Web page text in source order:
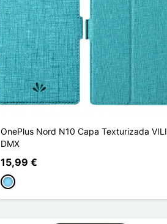
OnePlus Nord N10 Capa Texturizada VILI
DMX
15,99 €
Azul Claro